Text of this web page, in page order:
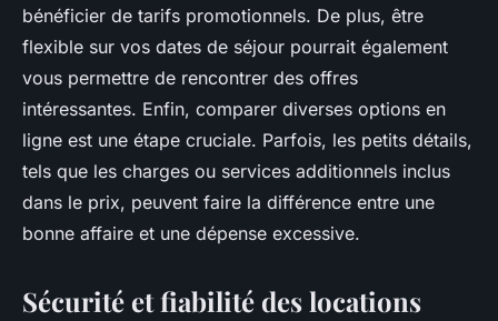
bénéficier de tarifs promotionnels. De plus, être
flexible sur vos dates de séjour pourrait également
vous permettre de rencontrer des offres
intéressantes. Enfin, comparer diverses options en
ligne est une étape cruciale. Parfois, les petits détails,
tels que les charges ou services additionnels inclus
dans le prix, peuvent faire la différence entre une
bonne affaire et une dépense excessive.
Sécurité et fiabilité des locations